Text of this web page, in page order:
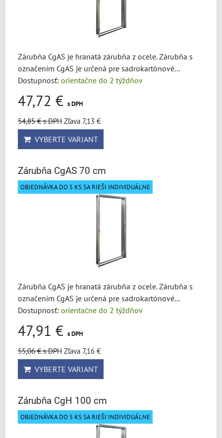
Zárubňa CgAS je hranatá zárubňa z ocele. Zárubňa s
označením CgAS je určená pre sadrokartónové...
Dostupnosť: orientačne do 2 týždňov
47,72 € s DPH
54,85 €s DPH Zľava 7,13 €
VYBERTE VARIANT
Zárubňa CgAS 70 cm
OBJEDNÁVKA DO 5 KS SA RIEŠI INDIVIDUÁLNE
Zárubňa CgAS je hranatá zárubňa z ocele. Zárubňa s
označením CgAS je určená pre sadrokartónové...
Dostupnosť: orientačne do 2 týždňov
47,91 € s DPH
55,06 €s DPH Zľava 7,16 €
VYBERTE VARIANT
Zárubňa CgH 100 cm
OBJEDNÁVKA DO 5 KS SA RIEŠI INDIVIDUÁLNE